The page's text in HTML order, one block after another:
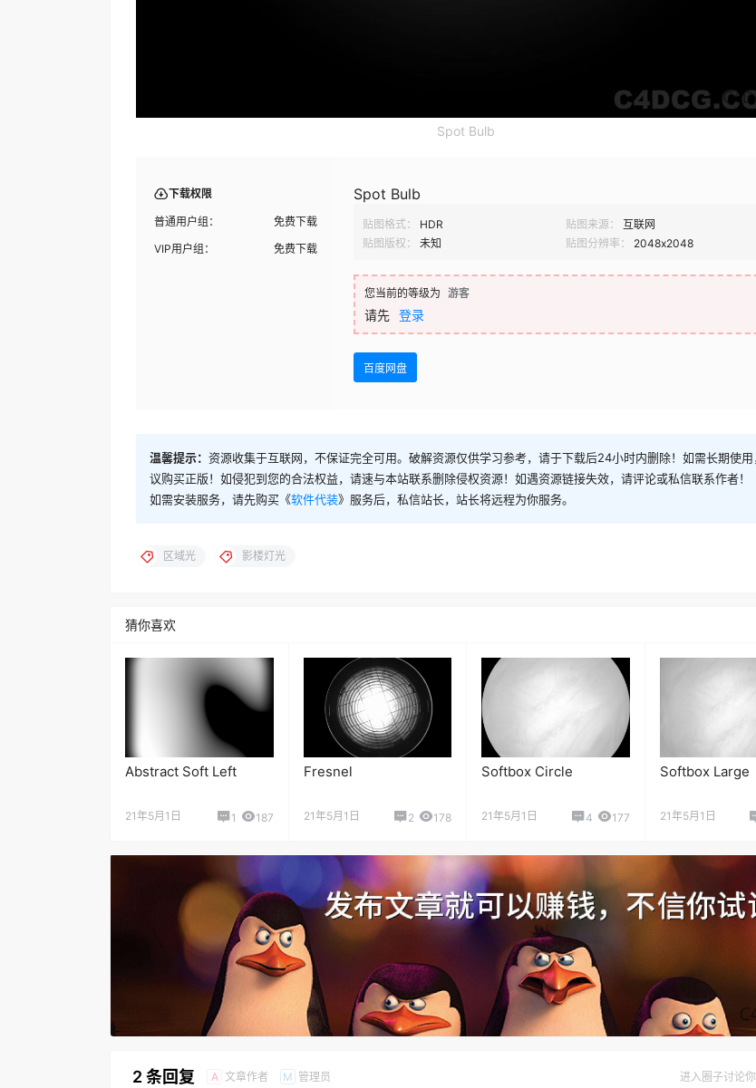
Spot Bulb
下载权限
普通用户组：
免费下载
VIP用户组：
免费下载
Spot Bulb
贴图格式： HDR 贴图来源：
互联网
贴图版权：
未知 贴图分辨率： 2048x2048
您当前的等级为 游客
请先 登录
百度网盘
温馨提示： 资源收集于互联网，不保证完全可用。破解资源仅供学习参考，请于下载后24小时内删除！如需长期使用
议购买正版！如侵犯到您的合法权益，请速与本站联系删除侵权资源！如遇资源链接失效，请评论或私信联系作者！
如需安装服务，请先购买《软件代装》服务后，私信站长，站长将远程为你服务。
区域光 影楼灯光
猜你喜欢
Abstract Soft Left
21年5月1日 1 187
Fresnel
21年5月1日 2 178
Softbox Circle
21年5月1日 4 177
Softbox Large
21年5月1日
2 条回复 A 文章作者 M 管理员 进入圈子讨论你